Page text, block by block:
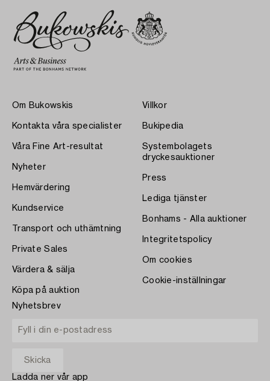
Om Bukowskis
Kontakta våra specialister
Våra Fine Art-resultat
Nyheter
Hemvärdering
Kundservice
Transport och uthämtning
Private Sales
Värdera & sälja
Köpa på auktion
Villkor
Bukipedia
Systembolagets
dryckesauktioner
Press
Lediga tjänster
Bonhams - Alla auktioner
Integritetspolicy
Om cookies
Cookie-inställningar
Nyhetsbrev
Ladda ner vår app